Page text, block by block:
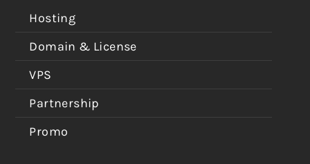
Hosting
Domain & License
VPS
Partnership
Promo